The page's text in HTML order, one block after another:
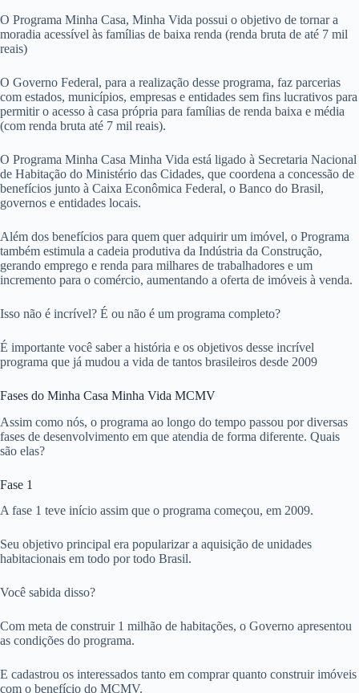
O Programa Minha Casa, Minha Vida possui o objetivo de tornar a
moradia acessível às famílias de baixa renda (renda bruta de até 7 mil
reais)
O Governo Federal, para a realização desse programa, faz parcerias
com estados, municípios, empresas e entidades sem fins lucrativos para
permitir o acesso à casa própria para famílias de renda baixa e média
(com renda bruta até 7 mil reais).
O Programa Minha Casa Minha Vida está ligado à Secretaria Nacional
de Habitação do Ministério das Cidades, que coordena a concessão de
benefícios junto à Caixa Econômica Federal, o Banco do Brasil,
governos e entidades locais.
Além dos benefícios para quem quer adquirir um imóvel, o Programa
também estimula a cadeia produtiva da Indústria da Construção,
gerando emprego e renda para milhares de trabalhadores e um
incremento para o comércio, aumentando a oferta de imóveis à venda.
Isso não é incrível? É ou não é um programa completo?
É importante você saber a história e os objetivos desse incrível
programa que já mudou a vida de tantos brasileiros desde 2009
Fases do Minha Casa Minha Vida MCMV
Assim como nós, o programa ao longo do tempo passou por diversas
fases de desenvolvimento em que atendia de forma diferente. Quais
são elas?
Fase 1
A fase 1 teve início assim que o programa começou, em 2009.
Seu objetivo principal era popularizar a aquisição de unidades
habitacionais em todo por todo Brasil.
Você sabida disso?
Com meta de construir 1 milhão de habitações, o Governo apresentou
as condições do programa.
E cadastrou os interessados tanto em comprar quanto construir imóveis
com o benefício do MCMV.